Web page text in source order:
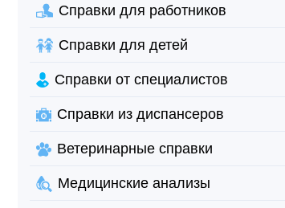
Справки для работников
Справки для детей
Справки от специалистов
Справки из диспансеров
Ветеринарные справки
Медицинские анализы